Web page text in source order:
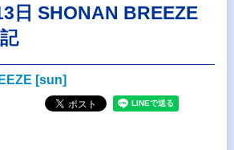
日 SHONAN BREEZE
[sun]